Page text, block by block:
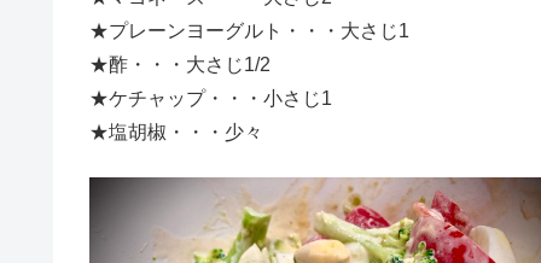
★プレーンヨーグルト・・・大さじ1
★酢・・・大さじ1/2
★ケチャップ・・・小さじ1
★塩胡椒・・・少々